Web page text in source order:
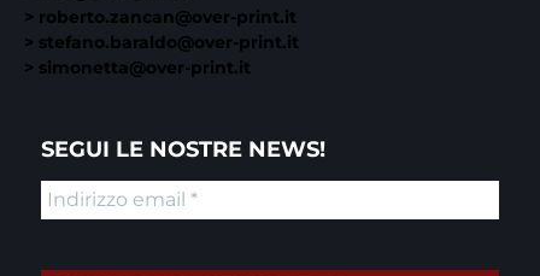
> roberto.zancan@over-print.it
> stefano.baraldo@over-print.it
> simonetta@over-print.it
SEGUI LE NOSTRE NEWS!